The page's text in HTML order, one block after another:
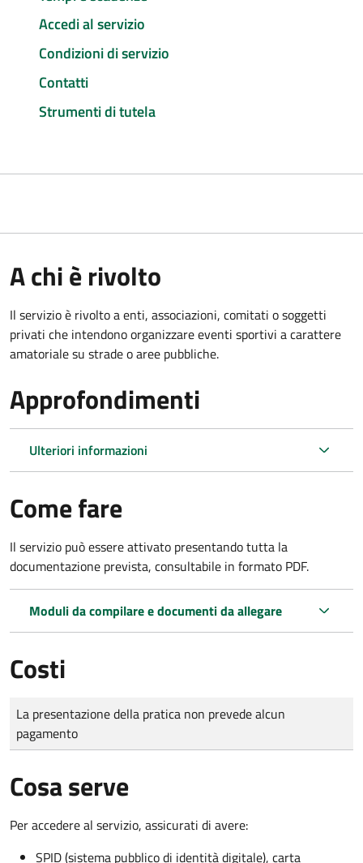
Accedi al servizio
Condizioni di servizio
Contatti
Strumenti di tutela
A chi è rivolto
Il servizio è rivolto a enti, associazioni, comitati o soggetti
privati che intendono organizzare eventi sportivi a carattere
amatoriale su strade o aree pubbliche.
Approfondimenti
Ulteriori informazioni
Come fare
Il servizio può essere attivato presentando tutta la
documentazione prevista, consultabile in formato PDF.
Moduli da compilare e documenti da allegare
Costi
Tipo di pagamento
Importo
La presentazione della pratica non prevede alcun
pagamento
Cosa serve
Per accedere al servizio, assicurati di avere:
SPID (sistema pubblico di identità digitale), carta